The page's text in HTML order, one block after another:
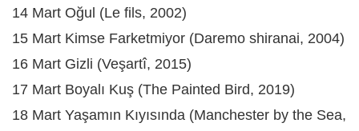
14 Mart Oğul (Le fils, 2002)
15 Mart Kimse Farketmiyor (Daremo shiranai, 2004)
16 Mart Gizli (Veşartî, 2015)
17 Mart Boyalı Kuş (The Painted Bird, 2019)
18 Mart Yaşamın Kıyısında (Manchester by the Sea,